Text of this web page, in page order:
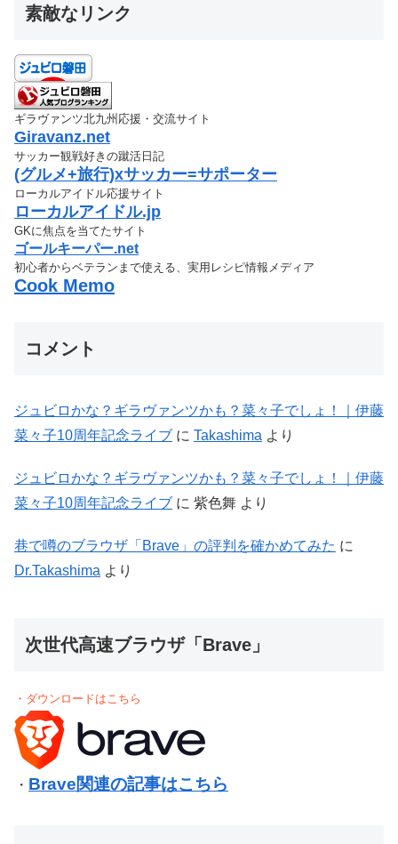
素敵なリンク
ギラヴァンツ北九州応援・交流サイト
Giravanz.net
サッカー観戦好きの蹴活日記
(グルメ+旅行)xサッカー=サポーター
ローカルアイドル応援サイト
ローカルアイドル.jp
GKに焦点を当てたサイト
ゴールキーパー.net
初心者からベテランまで使える、実用レシピ情報メディア
Cook Memo
コメント
ジュビロかな？ギラヴァンツかも？菜々子でしょ！｜伊藤
菜々子10周年記念ライブ に Takashima より
ジュビロかな？ギラヴァンツかも？菜々子でしょ！｜伊藤
菜々子10周年記念ライブ に 紫色舞 より
巷で噂のブラウザ「Brave」の評判を確かめてみた に
Dr.Takashima より
次世代高速ブラウザ「Brave」
・ダウンロードはこちら
・ Brave関連の記事はこちら